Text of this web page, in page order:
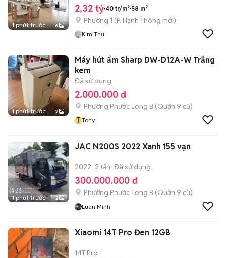
1 phút trước 6
2,32 tỷ 40 tr/m² 58 m²
Phường 1 (P. Hạnh Thông mới)
Kim Thư
1 phút trước 2
Máy hút ẩm Sharp DW-D12A-W Trắng
kem
Đã sử dụng
2.000.000 đ
Phường Phước Long B (Quận 9 cũ)
T Tony
1 phút trước 2
JAC N200S 2022 Xanh 155 vạn
2022 2 tấn Đã sử dụng
300.000.000 đ
Phường Phước Long B (Quận 9 cũ)
Luan Minh
Xiaomi 14T Pro Đen 12GB
14T Pro